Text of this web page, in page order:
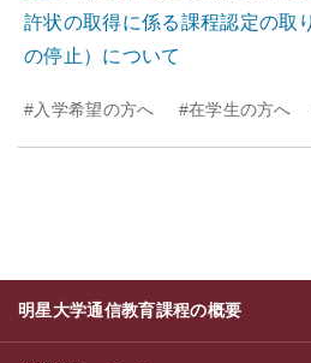
許状の取得に係る課程認定の取
の停止）について
#入学希望の方へ #在学生の方へ
明星大学通信教育課程の概要